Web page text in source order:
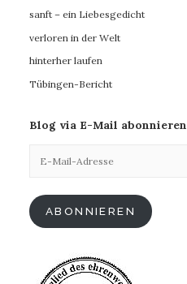
sanft – ein Liebesgedicht
verloren in der Welt
hinterher laufen
Tübingen-Bericht
Blog via E-Mail abonnieren
Mail-
ABONNIEREN